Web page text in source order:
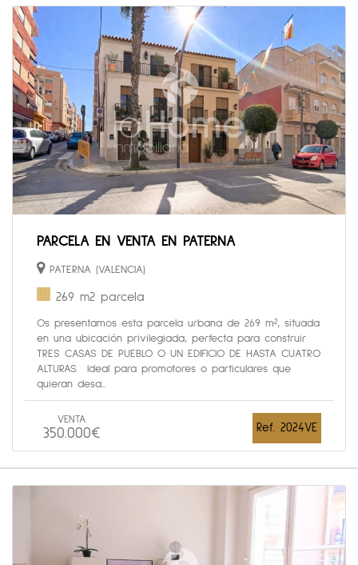
PARCELA EN VENTA EN PATERNA
PATERNA (VALENCIA)
269 m2 parcela
Os presentamos esta parcela urbana de 269 m², situada
en una ubicación privilegiada, perfecta para construir
TRES CASAS DE PUEBLO O UN EDIFICIO DE HASTA CUATRO
ALTURAS. Ideal para promotores o particulares que
quieran desa...
VENTA
350.000€ Ref. 2024VE